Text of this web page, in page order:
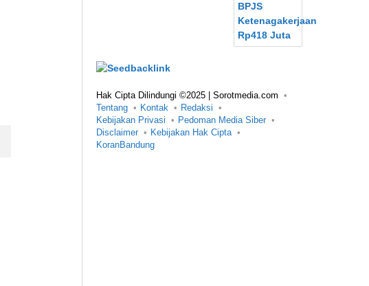
Hak Cipta Dilindungi ©2025 | Sorotmedia.com
Tentang
Kontak
Redaksi
Kebijakan Privasi
Pedoman Media Siber
Disclaimer
Kebijakan Hak Cipta
KoranBandung